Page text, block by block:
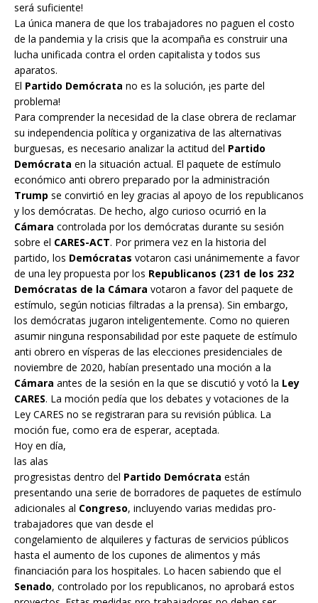
será suficiente!
La única manera de que los trabajadores no paguen el costo
de la pandemia y la crisis que la acompaña es construir una
lucha unificada contra el orden capitalista y todos sus
aparatos.
El Partido Demócrata no es la solución, ¡es parte del
problema!
Para comprender la necesidad de la clase obrera de reclamar
su independencia política y organizativa de las alternativas
burguesas, es necesario analizar la actitud del Partido
Demócrata en la situación actual. El paquete de estímulo
económico anti obrero preparado por la administración
Trump se convirtió en ley gracias al apoyo de los republicanos
y los demócratas. De hecho, algo curioso ocurrió en la
Cámara controlada por los demócratas durante su sesión
sobre el CARES-ACT. Por primera vez en la historia del
partido, los Demócratas votaron casi unánimemente a favor
de una ley propuesta por los Republicanos (231 de los 232
Demócratas de la Cámara votaron a favor del paquete de
estímulo, según noticias filtradas a la prensa). Sin embargo,
los demócratas jugaron inteligentemente. Como no quieren
asumir ninguna responsabilidad por este paquete de estímulo
anti obrero en vísperas de las elecciones presidenciales de
noviembre de 2020, habían presentado una moción a la
Cámara antes de la sesión en la que se discutió y votó la Ley
CARES. La moción pedía que los debates y votaciones de la
Ley CARES no se registraran para su revisión pública. La
moción fue, como era de esperar, aceptada.
Hoy en día,
las alas
progresistas dentro del Partido Demócrata están
presentando una serie de borradores de paquetes de estímulo
adicionales al Congreso, incluyendo varias medidas pro-
trabajadores que van desde el
congelamiento de alquileres y facturas de servicios públicos
hasta el aumento de los cupones de alimentos y más
financiación para los hospitales. Lo hacen sabiendo que el
Senado, controlado por los republicanos, no aprobará estos